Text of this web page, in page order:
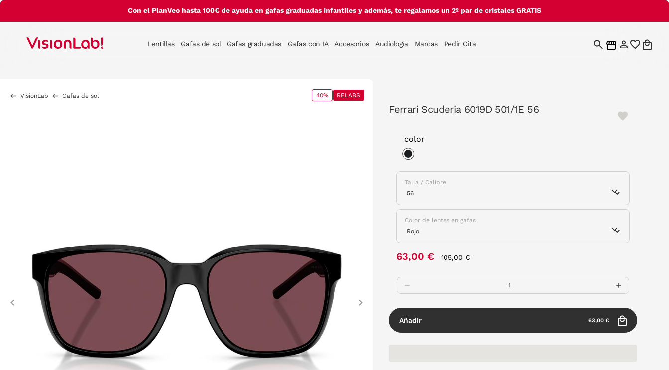
Con el PlanVeo hasta 100€ de ayuda en gafas graduadas infantiles y además, te regalamos un 2º par de cristales GRATIS
Lentillas Gafas de sol Gafas graduadas Gafas con IA Accesorios Audiología Marcas Pedir Cita
VisionLab Gafas de sol 40% RELABS
Previous
Ferrari Scuderia 6019D 501/1E 56
color
Talla / Calibre
Color de lentes en gafas
63,00 € 105,00 €
Añadir 63,00 €